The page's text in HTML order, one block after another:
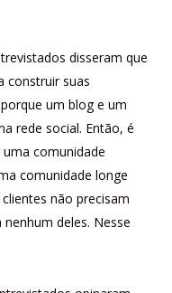
disseram que
construir suas
um blog e um
rede social. Então, é
comunidade
comunidade longe
não precisam
deles. Nesse